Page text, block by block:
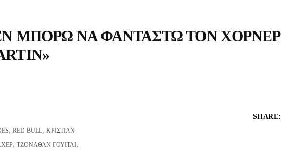
ΜΠΟΡΏ ΝΑ ΦΑΝΤΑΣΤΏ ΤΟΝ ΧΌΡΝΕΡ
, RED BULL, ΚΡΊΣΤΙΑΝ
, ΤΖΌΝΑΘΑΝ ΓΟΥΊΤΛΙ,
SHARE: